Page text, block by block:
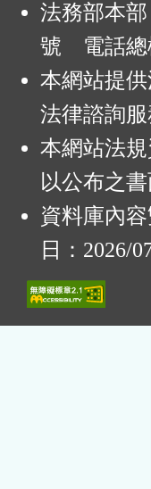
法務部本部
號 電話總
本網站提
法律諮詢服
本網站法
以公布之書
資料庫內
日：2026/